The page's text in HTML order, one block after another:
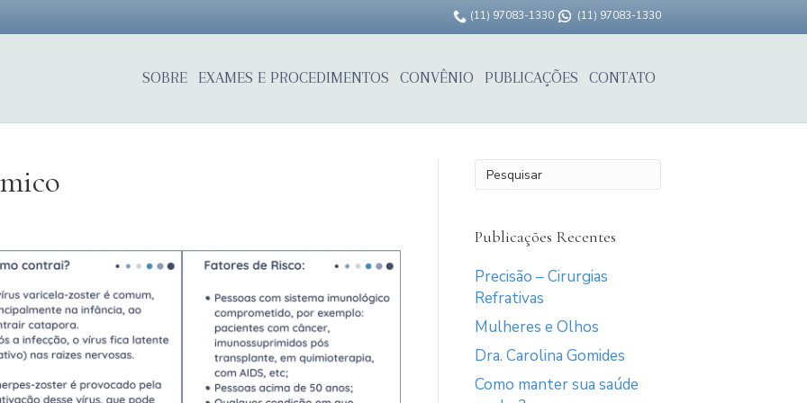
(11) 97083-1330 (11) 97083-1330
SOBRE EXAMES E PROCEDIMENTOS CONVÊNIO PUBLICAÇÕES CONTATO
Publicações Recentes
Precisão – Cirurgias
Refrativas
Mulheres e Olhos
Dra. Carolina Gomides
Como manter sua saúde